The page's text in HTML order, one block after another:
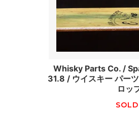
Whisky Parts Co. /
31.8 / ウイスキー パー
ロッ